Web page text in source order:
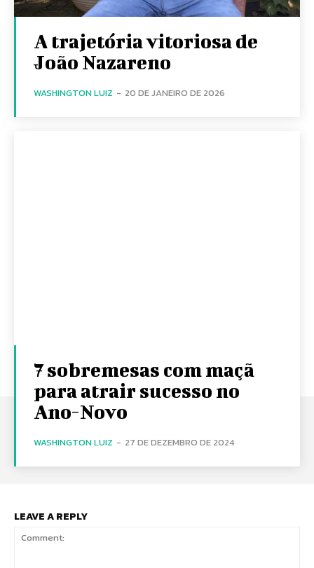
A trajetória vitoriosa de
João Nazareno
WASHINGTON LUIZ - 20 DE JANEIRO DE 2026
7 sobremesas com maçã
para atrair sucesso no
Ano-Novo
WASHINGTON LUIZ - 27 DE DEZEMBRO DE 2024
LEAVE A REPLY